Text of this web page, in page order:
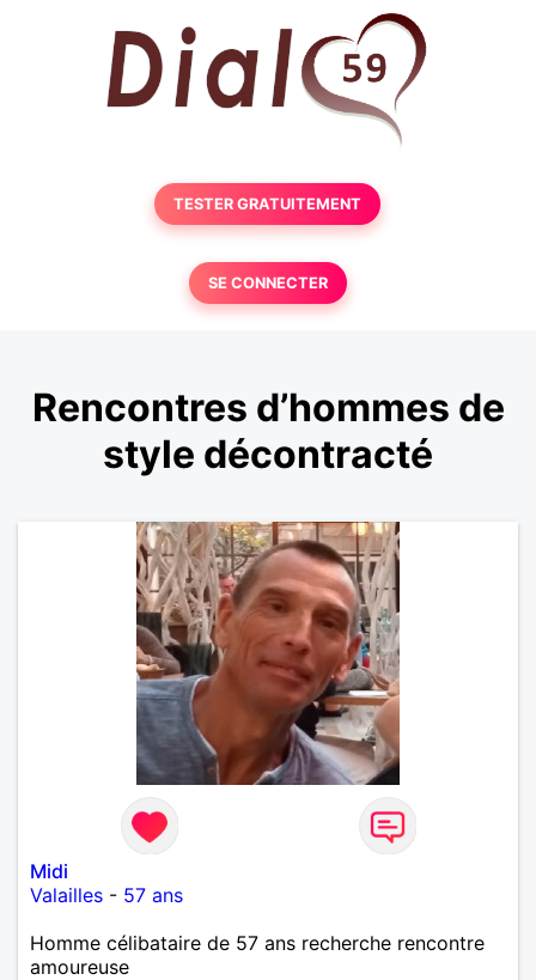
TESTER GRATUITEMENT
SE CONNECTER
Rencontres d’hommes de
style décontracté
Midi
Valailles - 57 ans
Homme célibataire de 57 ans recherche rencontre
amoureuse